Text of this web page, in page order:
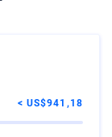
US$941,18